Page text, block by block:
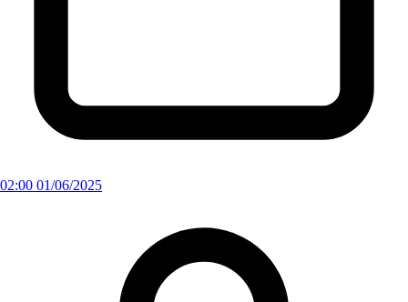
02:00 01/06/2025